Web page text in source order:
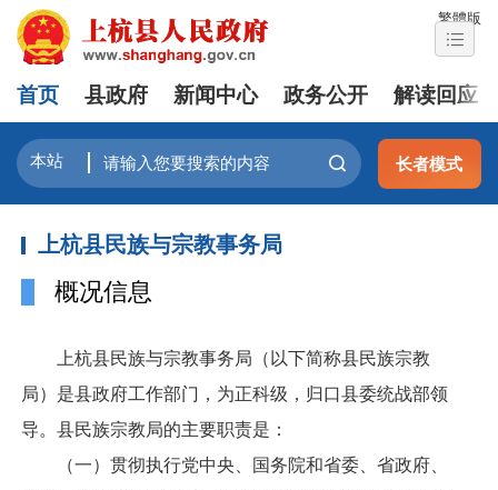
繁體版
首页 县政府 新闻中心 政务公开 解读回应
长者模式
上杭县民族与宗教事务局
概况信息
上杭县民族与宗教事务局（以下简称县民族宗教
局）是县政府工作部门，为正科级，归口县委统战部领
导。县民族宗教局的主要职责是：
（一）贯彻执行党中央、国务院和省委、省政府、